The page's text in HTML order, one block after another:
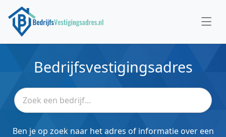
Bedrijfsvestigingsadres
Ben je op zoek naar het adres of informatie over een